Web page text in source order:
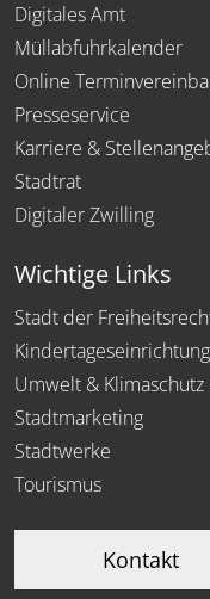
Digitales Amt
Müllabfuhrkalender
Online
Presseservice
Karriere &
Stadtrat
Digitaler Zwilling
Wichtige Links
Stadt der
Umwelt & Klimaschutz
Stadtmarketing
Stadtwerke
Tourismus
Kontakt